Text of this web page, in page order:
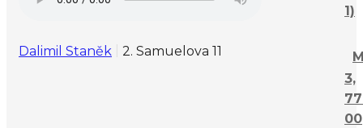
Dalimil Staněk 2. Samuelova 11
1)
3,
00